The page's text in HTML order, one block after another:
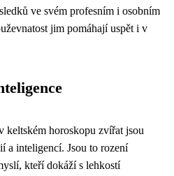
ve svém profesním i osobním
jim pomáhají uspět i v
horoskopu zvířat jsou
a inteligencí. Jsou to rození
kteří dokáží s lehkostí